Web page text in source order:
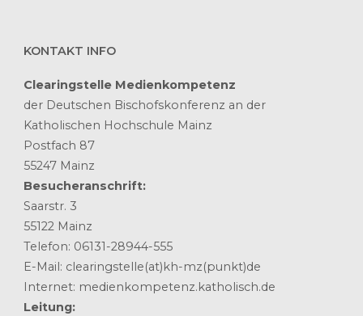
KONTAKT INFO
Clearingstelle Medienkompetenz
der Deutschen Bischofskonferenz an der
Katholischen Hochschule Mainz
Postfach 87
55247 Mainz
Besucheranschrift:
Saarstr. 3
55122 Mainz
Telefon: 06131-28944-555
E-Mail: clearingstelle(at)kh-mz(punkt)de
Internet: medienkompetenz.katholisch.de
Leitung: